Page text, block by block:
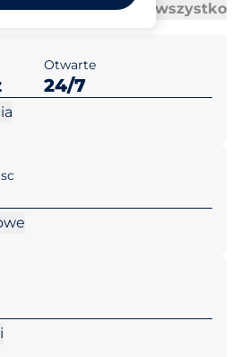
wszystkoZamknij wszystko
Otwarte
24/7